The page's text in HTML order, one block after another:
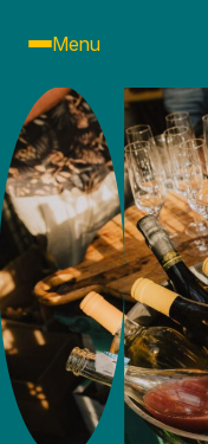
Menu